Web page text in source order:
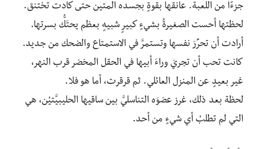
جزءًا من اللعبة. عانقها بقوةٍ بجسده المتين حتى كادت تختنق.
لحظتها أحست الصغيرةُ بشيءٍ كبيرٍ شبيهٍ بعظم يحتَكُّ بسرتها.
أرادت أن تحرِّرَ نفسها وتستمرَّ في الاستمتاع والضحك من جديد.
كانت تحب أن تجريَ وراءَ أبيها في الحقل المخضر قرب النهر،
غير بعيدٍ عن المنزل العائلي. ثم قرقرت، أما هو فلا.
لحظة بعد ذلك، غرز عضوَه التناسليَّ بين ساقيها الحليبيَّتيْن، هي
التي لم تطلبْ أي شيءٍ من أحد.